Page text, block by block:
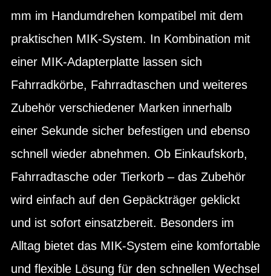
mm im Handumdrehen kompatibel mit dem
praktischen MIK-System. In Kombination mit
einer MIK-Adapterplatte lassen sich
Fahrradkörbe, Fahrradtaschen und weiteres
Zubehör verschiedener Marken innerhalb
einer Sekunde sicher befestigen und ebenso
schnell wieder abnehmen. Ob Einkaufskorb,
Fahrradtasche oder Tierkorb – das Zubehör
wird einfach auf den Gepäckträger geklickt
und ist sofort einsatzbereit. Besonders im
Alltag bietet das MIK-System eine komfortable
und flexible Lösung für den schnellen Wechsel